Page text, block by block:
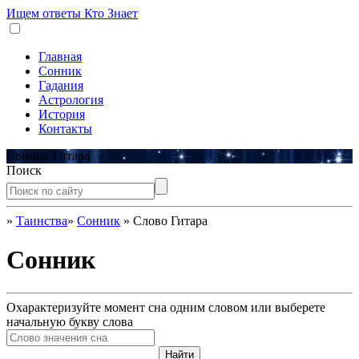
Ищем ответы Кто Знает
Главная
Сонник
Гадания
Астрология
История
Контакты
Сонник Гитара
Поиск
» Таинства» Сонник » Слово Гитара
Сонник
Охарактеризуйте момент сна одним словом или выберете
начальную букву слова